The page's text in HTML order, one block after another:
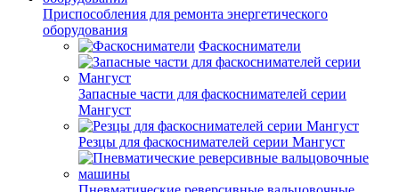
Приспособления для ремонта энергетического
оборудования
Фаскосниматели
Запасные части для фаскоснимателей серии
Мангуст
Резцы для фаскоснимателей серии Мангуст